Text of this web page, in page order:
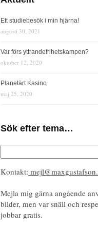
Ett studiebesök i min hjärna!
augusti 30, 2021
Var förs yttrandefrihetskampen?
oktober 12, 2020
Planetärt Kasino
maj 25, 2020
Sök efter tema…
Kontakt:
Mejla mig gärna angående
bilder, men var snäll och
jobbar gratis.